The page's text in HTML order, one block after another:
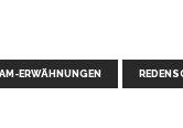
ERWÄHNUNGEN